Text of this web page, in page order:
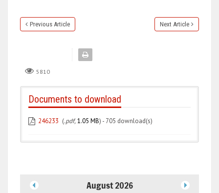
Previous Article Next Article
5810
Documents to download
246233 (.pdf,1.05 MB) - 705 download(s)
August 2026